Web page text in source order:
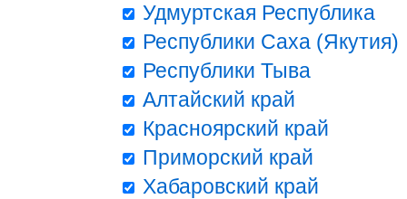
Удмуртская Республика
Республики Саха (Якутия)
Республики Тыва
Алтайский край
Красноярский край
Приморский край
Хабаровский край